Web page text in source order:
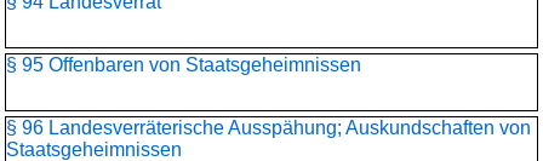
§ 95 Offenbaren von Staatsgeheimnissen
§ 96 Landesverräterische Ausspähung; Auskundschaften von
Staatsgeheimnissen